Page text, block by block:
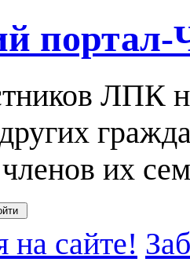
портал-
ЛПК
их
на сайте!